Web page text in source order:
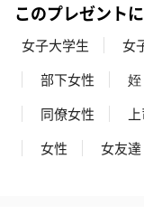
このプレゼント
女子大学生 女
部下女性
姪
同僚女性
女性
女友達